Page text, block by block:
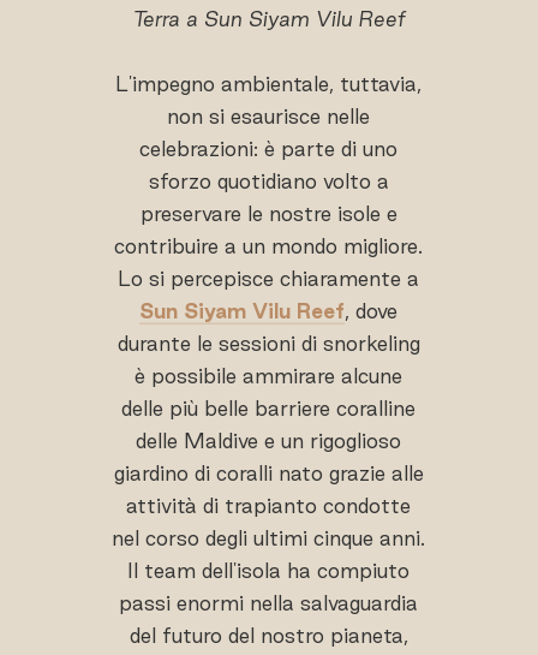
Terra a Sun Siyam Vilu Reef
L'impegno ambientale, tuttavia,
non si esaurisce nelle
celebrazioni: è parte di uno
sforzo quotidiano volto a
preservare le nostre isole e
contribuire a un mondo migliore.
Lo si percepisce chiaramente a
Sun Siyam Vilu Reef, dove
durante le sessioni di snorkeling
è possibile ammirare alcune
delle più belle barriere coralline
delle Maldive e un rigoglioso
giardino di coralli nato grazie alle
attività di trapianto condotte
nel corso degli ultimi cinque anni.
Il team dell'isola ha compiuto
passi enormi nella salvaguardia
del futuro del nostro pianeta,